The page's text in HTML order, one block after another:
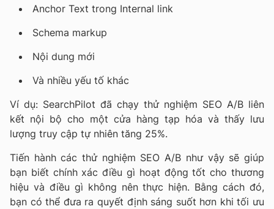
Anchor Text trong Internal link
Schema markup
Nội dung mới
Và nhiều yếu tố khác
Ví dụ: SearchPilot đã chạy thử nghiệm SEO A/B liên
kết nội bộ cho một cửa hàng tạp hóa và thấy lưu
lượng truy cập tự nhiên tăng 25%.
Tiến hành các thử nghiệm SEO A/B như vậy sẽ giúp
bạn biết chính xác điều gì hoạt động tốt cho thương
hiệu và điều gì không nên thực hiện. Bằng cách đó,
bạn có thể đưa ra quyết định sáng suốt hơn khi tối ưu